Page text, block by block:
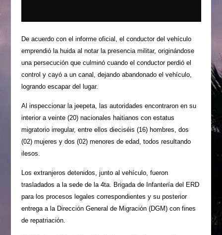
De acuerdo con el informe oficial, el conductor del vehículo
emprendió la huida al notar la presencia militar, originándose
una persecución que culminó cuando el conductor perdió el
control y cayó a un canal, dejando abandonado el vehículo,
logrando escapar del lugar.
Al inspeccionar la jeepeta, las autoridades encontraron en su
interior a veinte (20) nacionales haitianos con estatus
migratorio irregular, entre ellos dieciséis (16) hombres, dos
(02) mujeres y dos (02) menores de edad, todos resultando
ilesos.
Los extranjeros detenidos, junto al vehículo, fueron
trasladados a la sede de la 4ta. Brigada de Infantería del ERD
para los procesos legales correspondientes y su posterior
entrega a la Dirección General de Migración (DGM) con fines
de repatriación.